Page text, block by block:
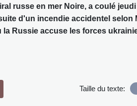
russe en mer Noire, a coulé
d'un incendie accidentel selon
Russie accuse les forces
Taille du texte: